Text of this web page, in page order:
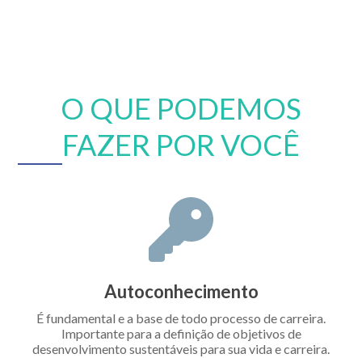
O QUE PODEMOS
FAZER POR VOCÊ
Autoconhecimento
É fundamental e a base de todo processo de carreira.
Importante para a definição de objetivos de
desenvolvimento sustentáveis para sua vida e carreira.